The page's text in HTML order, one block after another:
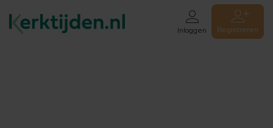
Inloggen Registreren